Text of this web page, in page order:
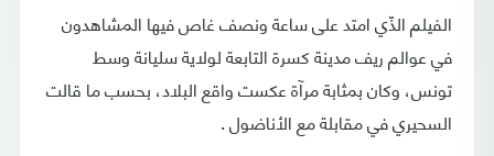
الفيلم الذّي امتد على ساعة ونصف غاص فيها المشاهدون
في عوالم ريف مدينة كسرة التابعة لولاية سليانة وسط
تونس، وكان بمثابة مرآة عكست واقع البلاد، بحسب ما قالت
السحيري في مقابلة مع الأناضول .